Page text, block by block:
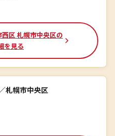
区 札幌市中央区の
を見る
札幌市中央区